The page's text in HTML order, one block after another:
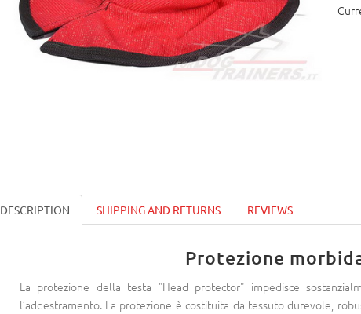
DESCRIPTION SHIPPING AND RETURNS REVIEWS
Protezione
La protezione della testa "Head protector" impedisce
l’addestramento. La protezione è costituita da tessuto durevole,